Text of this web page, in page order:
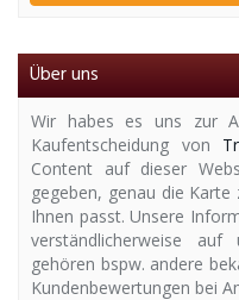
Über uns
Wir habes es uns zur
Kaufentscheidung von
Content auf dieser
gegeben, genau die
Ihnen passt. Unsere
verständlicherweise auf
gehören bspw. andere
Kundenbewertungen bei